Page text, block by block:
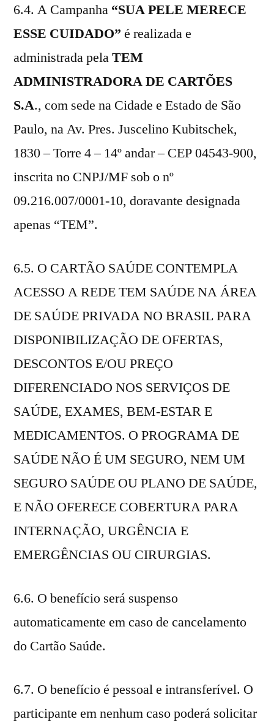
6.4. A Campanha “SUA PELE MERECE
ESSE CUIDADO” é realizada e
administrada pelaTEM
ADMINISTRADORA DE CARTÕES
S.A., com sede na Cidade e Estado de São
Paulo, na Av. Pres. Juscelino Kubitschek,
1830 – Torre 4 – 14º andar – CEP 04543-900,
inscrita no CNPJ/MF sob o nº
09.216.007/0001-10, doravante designada
apenas “TEM”.
6.5. O CARTÃO SAÚDE CONTEMPLA
ACESSO A REDE TEM SAÚDE NA ÁREA
DE SAÚDE PRIVADA NO BRASIL PARA
DISPONIBILIZAÇÃO DE OFERTAS,
DESCONTOS E/OU PREÇO
DIFERENCIADO NOS SERVIÇOS DE
SAÚDE, EXAMES, BEM-ESTAR E
MEDICAMENTOS. O PROGRAMA DE
SAÚDE NÃO É UM SEGURO, NEM UM
SEGURO SAÚDE OU PLANO DE SAÚDE,
E NÃO OFERECE COBERTURA PARA
INTERNAÇÃO, URGÊNCIA E
EMERGÊNCIAS OU CIRURGIAS.
6.6. O benefício será suspenso
automaticamente em caso de cancelamento
do Cartão Saúde.
6.7. O benefício é pessoal e intransferível. O
participante em nenhum caso poderá solicitar